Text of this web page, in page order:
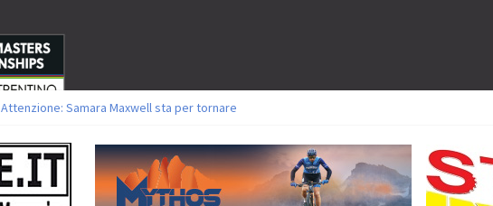
Attenzione: Samara Maxwell sta per tornare
Europei XCO: vittorie per Ghibaudo, Grossmann e Gallis. Signorelli 5^ la migliore tra gli italiani
35ª Marathon Bike della Brianza: l’ultima sfida agonistica di una leggendaria storia
Europei MTB: il Team Relay firma il secondo argento azzurro a Monteceneri